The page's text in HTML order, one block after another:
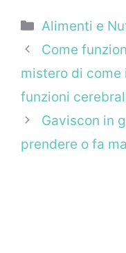
Categorie
Alimenti e
Come
mistero di come
funzioni
Gaviscon in
prendere o fa